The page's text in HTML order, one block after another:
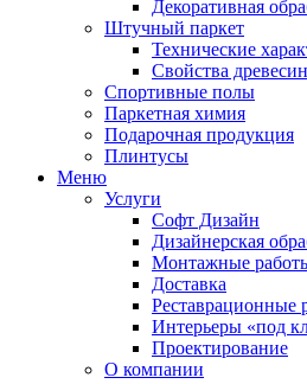
Декоративная
Штучный паркет
Технические
Свойства
Спортивные полы
Паркетная химия
Подарочная продукция
Плинтусы
Меню
Услуги
Софт Дизайн
Дизайнерская
Монтажные
Доставка
Реставрационные
Интерьеры «под
Проектирование
О компании